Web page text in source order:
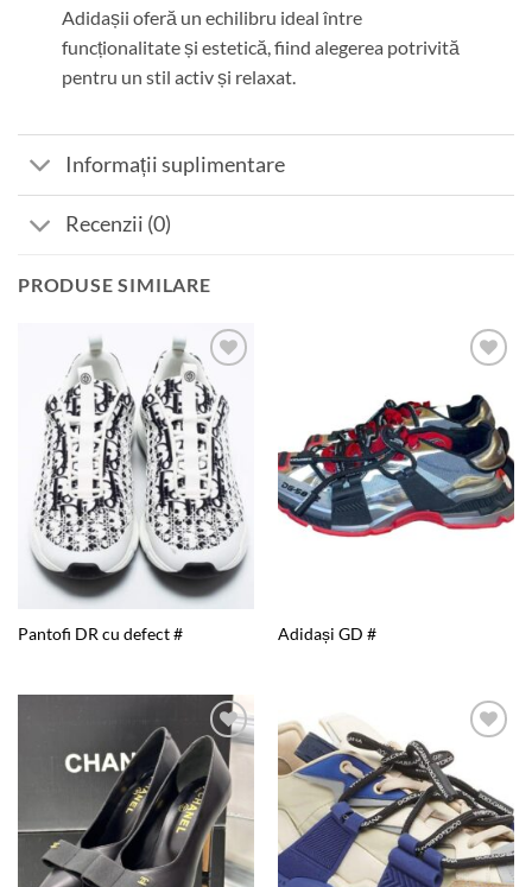
Adidașii oferă un echilibru ideal între
funcționalitate și estetică, fiind alegerea potrivită
pentru un stil activ și relaxat.
Informații suplimentare
Recenzii (0)
PRODUSE SIMILARE
Add to
wishlist
Pantofi DR cu defect #
wishlist
Adidași GD #
Add to
wishlist